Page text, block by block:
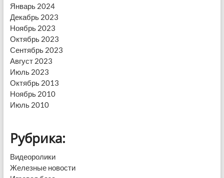
Январь 2024
Декабрь 2023
Ноябрь 2023
Октябрь 2023
Сентябрь 2023
Август 2023
Июль 2023
Октябрь 2013
Ноябрь 2010
Июль 2010
Рубрика:
Видеоролики
Железные новости